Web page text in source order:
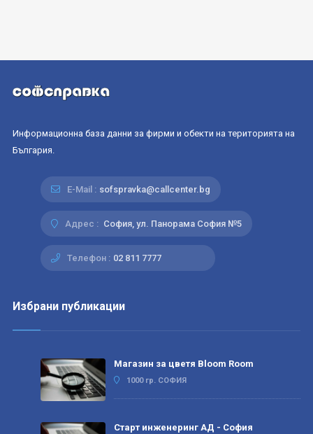
Информационна база данни за фирми и обекти на територията на
България.
E-Mail : sofspravka@callcenter.bg
Адрес : София, ул. Панорама София №5
Телефон : 02 811 7777
Избрани публикации
Магазин за цветя Bloom Room
1000 гр. СОФИЯ
Старт инженеринг АД - София